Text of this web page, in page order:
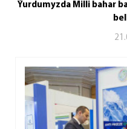
Ýurdumyzda Milli bahar